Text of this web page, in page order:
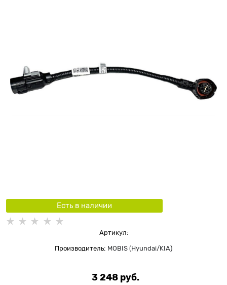
Есть в наличии
Артикул:
Производитель: MOBIS (Hyundai/KIA)
3 248 руб.